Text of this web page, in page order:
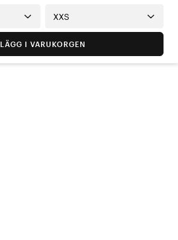
XXS
LÄGG I VARUKORGEN